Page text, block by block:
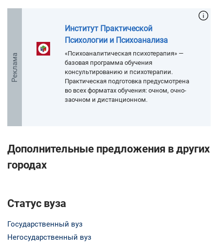
Реклама
Институт Практической
Психологии и Психоанализа
«Психоаналитическая психотерапия» —
базовая программа обучения
консультированию и психотерапии.
Практическая подготовка предусмотрена
во всех форматах обучения: очном, очно-
заочном и дистанционном.
Дополнительные предложения в других
городах
Статус вуза
Государственный вуз
Негосударственный вуз